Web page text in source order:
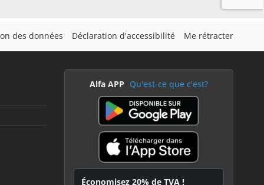
des données Déclaration d'accessibilité Me rétracter
Alfa APP Qu'est-ce que c'est?
Économisez 20% de TVA !